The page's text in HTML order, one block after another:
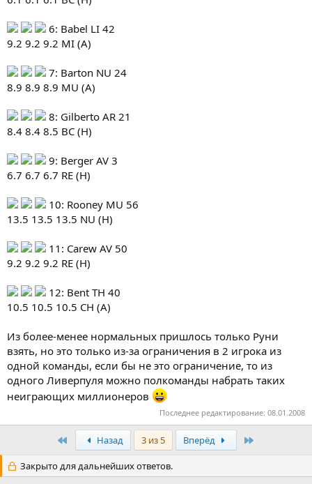
6: Babel LI 42
9.2 9.2 9.2 MI (A)
7: Barton NU 24
8.9 8.9 8.9 MU (A)
8: Gilberto AR 21
8.4 8.4 8.5 BC (H)
9: Berger AV 3
6.7 6.7 6.7 RE (H)
10: Rooney MU 56
13.5 13.5 13.5 NU (H)
11: Carew AV 50
9.2 9.2 9.2 RE (H)
12: Bent TH 40
10.5 10.5 10.5 CH (A)
Из более-менее нормальных пришлось только Руни
взять, но это только из-за ограничения в 2 игрока из
одной команды, если бы не это ограничение, то из
одного Ливерпуля можно полкоманды набрать таких
неиграющих миллионеров
Последнее редактирование: 08.01.2008
ПервыйНазад 3 из 5 Вперёд
Закрыто для дальнейших ответов.